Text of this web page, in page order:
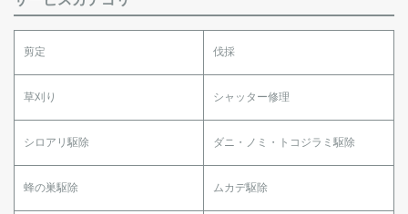
剪定 伐採
草刈り シャッター修理
シロアリ駆除 ダニ・ノミ・トコジラミ駆除
蜂の巣駆除 ムカデ駆除